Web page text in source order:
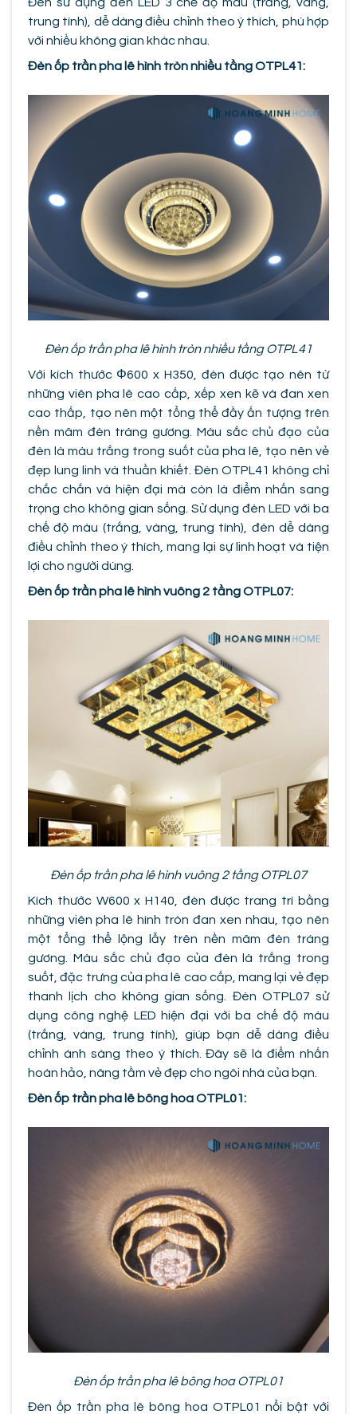
trung tính), dễ dàng điều chỉnh theo ý thích, phù hợp
với nhiều không gian khác nhau.
Đèn ốp trần pha lê hình tròn nhiều tầng OTPL41:
Đèn ốp trần pha lê hình tròn nhiều tầng OTPL41
Với kích thước Φ600 x H350, đèn được tạo nên từ
những viên pha lê cao cấp, xếp xen kẽ và đan xen
cao thấp, tạo nên một tổng thể đầy ấn tượng trên
nền mâm đèn tráng gương. Màu sắc chủ đạo của
đèn là màu trắng trong suốt của pha lê, tạo nên vẻ
đẹp lung linh và thuần khiết. Đèn OTPL41 không chỉ
chắc chắn và hiện đại mà còn là điểm nhấn sang
trọng cho không gian sống. Sử dụng đèn LED với ba
chế độ màu (trắng, vàng, trung tính), đèn dễ dàng
điều chỉnh theo ý thích, mang lại sự linh hoạt và tiện
lợi cho người dùng.
Đèn ốp trần pha lê hình vuông 2 tầng OTPL07:
Đèn ốp trần pha lê hình vuông 2 tầng OTPL07
Kích thước W600 x H140, đèn được trang trí bằng
những viên pha lê hình tròn đan xen nhau, tạo nên
một tổng thể lộng lẫy trên nền mâm đèn tráng
gương. Màu sắc chủ đạo của đèn là trắng trong
suốt, đặc trưng của pha lê cao cấp, mang lại vẻ đẹp
thanh lịch cho không gian sống. Đèn OTPL07 sử
dụng công nghệ LED hiện đại với ba chế độ màu
(trắng, vàng, trung tính), giúp bạn dễ dàng điều
chỉnh ánh sáng theo ý thích. Đây sẽ là điểm nhấn
hoàn hảo, nâng tầm vẻ đẹp cho ngôi nhà của bạn.
Đèn ốp trần pha lê bông hoa OTPL01:
Đèn ốp trần pha lê bông hoa OTPL01
Đèn ốp trần pha lê bông hoa OTPL01 nổi bật với